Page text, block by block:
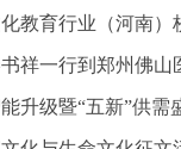
教育行业（河南）
祥一行到郑州佛
升级暨“五新”供需